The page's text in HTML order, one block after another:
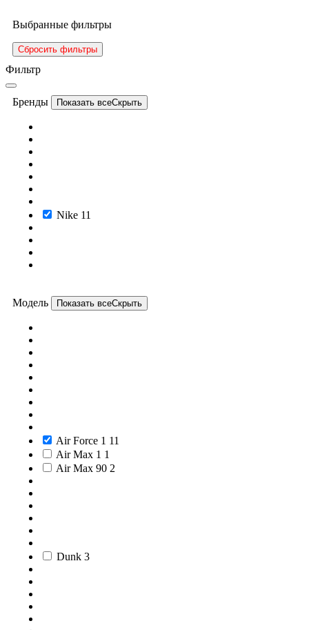
Выбранные фильтры
Сбросить фильтры
Фильтр
Бренды Показать всеСкрыть
Nike 11
Модель Показать всеСкрыть
Air Force 1 11
Air Max 1 1
Air Max 90 2
Dunk 3